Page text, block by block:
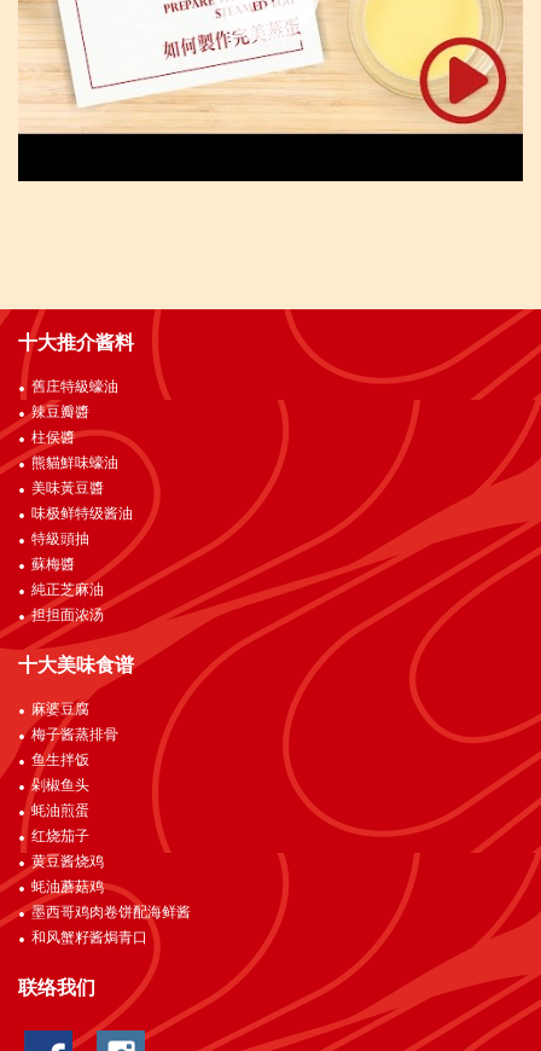
十大推介酱料
舊庄特級蠔油
辣豆瓣醬
柱侯醬
熊貓鮮味蠔油
美味黃豆醬
味极鲜特级酱油
特級頭抽
蘇梅醬
純正芝麻油
担担面浓汤
十大美味食谱
麻婆豆腐
梅子酱蒸排骨
鱼生拌饭
剁椒鱼头
蚝油煎蛋
红烧茄子
黄豆酱烧鸡
蚝油蘑菇鸡
墨西哥鸡肉卷饼配海鲜酱
和风蟹籽酱焗青口
联络我们